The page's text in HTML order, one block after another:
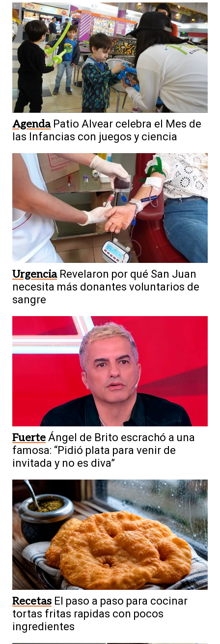
Agenda Patio Alvear celebra el Mes de
las Infancias con juegos y ciencia
Urgencia Revelaron por qué San Juan
necesita más donantes voluntarios de
sangre
Fuerte Ángel de Brito escrachó a una
famosa: “Pidió plata para venir de
invitada y no es diva”
Recetas El paso a paso para cocinar
tortas fritas rapidas con pocos
ingredientes